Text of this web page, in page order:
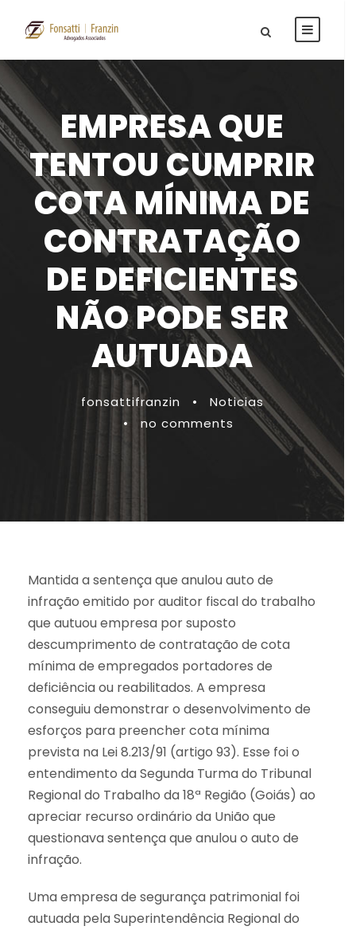
EMPRESA QUE
TENTOU CUMPRIR
COTA MÍNIMA DE
CONTRATAÇÃO
DE DEFICIENTES
NÃO PODE SER
AUTUADA
fonsattifranzin •
Noticias
•
no comments
Mantida a sentença que anulou auto de
infração emitido por auditor fiscal do trabalho
que autuou empresa por suposto
descumprimento de contratação de cota
mínima de empregados portadores de
deficiência ou reabilitados. A empresa
conseguiu demonstrar o desenvolvimento de
esforços para preencher cota mínima
prevista na Lei 8.213/91 (artigo 93). Esse foi o
entendimento da Segunda Turma do Tribunal
Regional do Trabalho da 18ª Região (Goiás) ao
apreciar recurso ordinário da União que
questionava sentença que anulou o auto de
infração.
Uma empresa de segurança patrimonial foi
autuada pela Superintendência Regional do